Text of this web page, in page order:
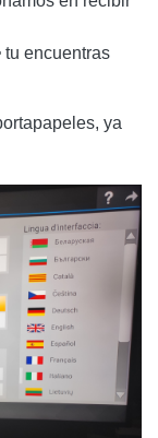
tu encuentras
ya